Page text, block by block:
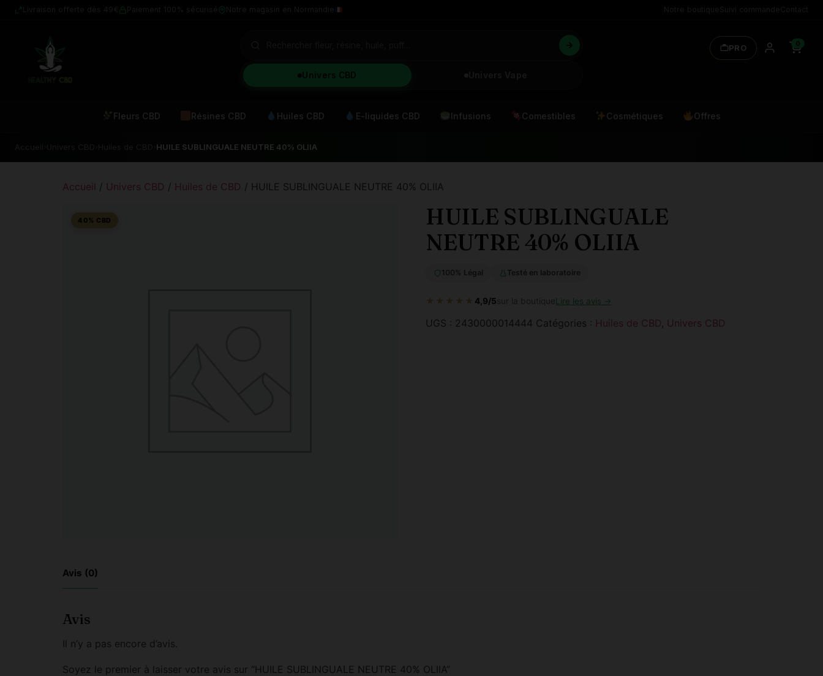
Univers CBD
PRO 0
Fleurs CBD Résines CBD Huiles CBD E-liquides CBD Infusions Comestibles Cosmétiques Offres
HUILE SUBLINGUALE NEUTRE 40% OLIIA
Accueil / Univers CBD / Huiles de CBD / HUILE SUBLINGUALE NEUTRE 40% OLIIA
40% CBD
HUILE SUBLINGUALE
NEUTRE 40% OLIIA
100% Légal Testé en laboratoire
★★★★★ 4,9/5sur la boutiqueLire les avis →
UGS : 2430000014444 Catégories : Huiles de CBD, Univers CBD
Avis (0)
Avis
Il n’y a pas encore d’avis.
Soyez le premier à laisser votre avis sur “HUILE SUBLINGUALE NEUTRE 40% OLIIA”